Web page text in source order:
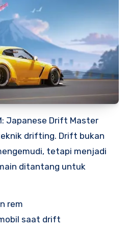
Japanese Drift Master
drifting. Drift bukan
tetapi menjadi
ditantang untuk
rem
saat drift